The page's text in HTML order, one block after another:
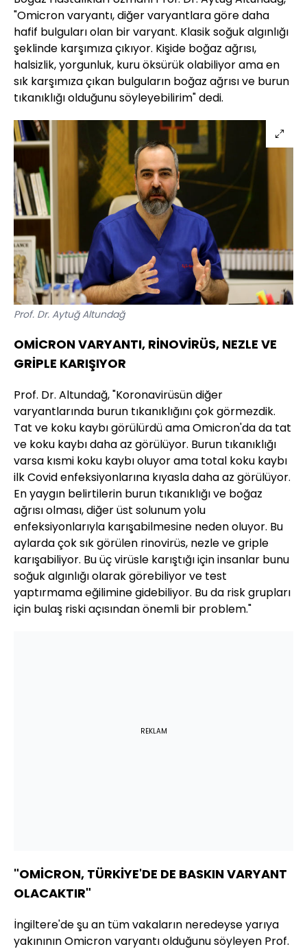
"Omicron varyantı, diğer varyantlara göre daha
hafif bulguları olan bir varyant. Klasik soğuk algınlığı
şeklinde karşımıza çıkıyor. Kişide boğaz ağrısı,
halsizlik, yorgunluk, kuru öksürük olabiliyor ama en
sık karşımıza çıkan bulguların boğaz ağrısı ve burun
tıkanıklığı olduğunu söyleyebilirim" dedi.
Prof. Dr. Aytuğ Altundağ
OMİCRON VARYANTI, RİNOVİRÜS, NEZLE VE
GRİPLE KARIŞIYOR
Prof. Dr. Altundağ, "Koronavirüsün diğer
varyantlarında burun tıkanıklığını çok görmezdik.
Tat ve koku kaybı görülürdü ama Omicron'da da tat
ve koku kaybı daha az görülüyor. Burun tıkanıklığı
varsa kısmi koku kaybı oluyor ama total koku kaybı
ilk Covid enfeksiyonlarına kıyasla daha az görülüyor.
En yaygın belirtilerin burun tıkanıklığı ve boğaz
ağrısı olması, diğer üst solunum yolu
enfeksiyonlarıyla karışabilmesine neden oluyor. Bu
aylarda çok sık görülen rinovirüs, nezle ve griple
karışabiliyor. Bu üç virüsle karıştığı için insanlar bunu
soğuk algınlığı olarak görebiliyor ve test
yaptırmama eğilimine gidebiliyor. Bu da risk grupları
için bulaş riski açısından önemli bir problem."
REKLAM
"OMİCRON, TÜRKİYE'DE DE BASKIN VARYANT
OLACAKTIR"
İngiltere'de şu an tüm vakaların neredeyse yarıya
yakınının Omicron varyantı olduğunu söyleyen Prof.